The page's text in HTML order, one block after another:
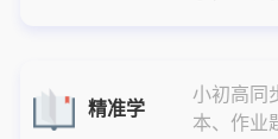
精准学
小初高同
本、作业